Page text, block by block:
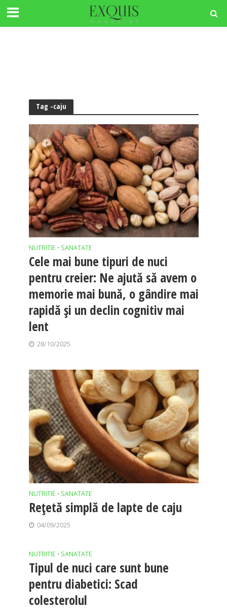
Tag -caju
NUTRITIE • SANATATE
Cele mai bune tipuri de nuci
pentru creier: Ne ajută să avem o
memorie mai bună, o gândire mai
rapidă și un declin cognitiv mai
lent
28/10/2025
NUTRITIE • SANATATE
Rețetă simplă de lapte de caju
04/09/2025
NUTRITIE • SANATATE
Tipul de nuci care sunt bune
pentru diabetici: Scad
colesterolul